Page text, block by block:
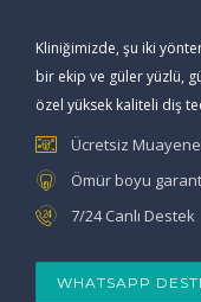
Kliniğimizde, şu iki
bir ekip ve güler yüzlü,
özel yüksek kaliteli diş
Ücretsiz
Ömür boyu
7/24 Canlı Destek
WHATSAPP